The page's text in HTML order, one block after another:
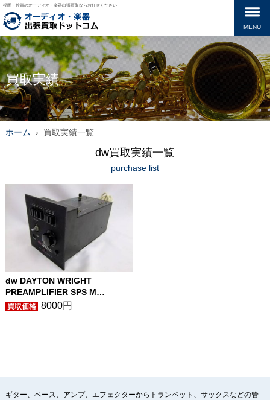
福岡・佐賀のオーディオ・楽器出張買取ならお任せください！
MENU
買取実績
ホーム › 買取実績一覧
dw買取実績一覧
purchase list
dw DAYTON WRIGHT
PREAMPLIFIER SPS M…
8000円
ギター、ベース、アンプ、エフェクターからトランペット、サックスなどの管